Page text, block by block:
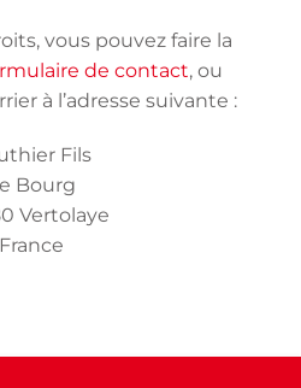
vous pouvez faire la
de contact, ou
à l’adresse suivante :
Fils
Bourg
Vertolaye
France